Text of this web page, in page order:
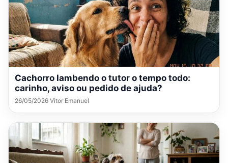
Cachorro lambendo o tutor o tempo todo:
carinho, aviso ou pedido de ajuda?
26/05/2026 Vitor Emanuel